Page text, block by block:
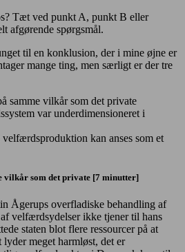
Tæt ved punkt A, punkt B eller
afgørende spørgsmål.
til en konklusion, der i mine øjne er
mange ting, men særligt er der tre
samme vilkår som det private
var underdimensioneret i
kan anses som et
vilkår som det private [7 minutter]
Ågerups overfladiske behandling af
velfærdsydelser ikke tjener til hans
staten blot flere ressourcer på at
meget harmløst, det er